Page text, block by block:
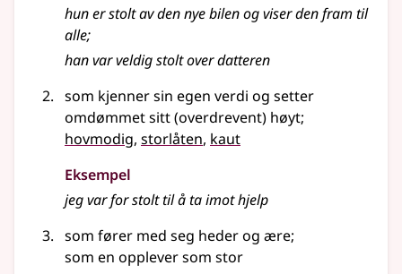
hun er stolt av den nye bilen og viser den fram til
alle;
han var veldig stolt over datteren
som kjenner sin egen verdi og setter
omdømmet sitt (overdrevent) høyt;
hovmodig, storlåten, kaut
Eksempel
jeg var forstolttil å ta imot hjelp
som fører med seg heder og ære;
som en opplever som stor